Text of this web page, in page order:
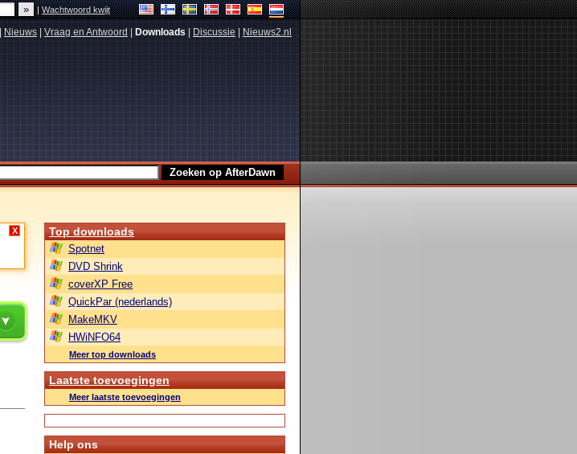
|Wachtwoord kwijt
Nieuws Vraag en Antwoord Downloads Discussie Nieuws2.nl
X Top downloads
Spotnet
DVD Shrink
coverXP Free
QuickPar (nederlands)
MakeMKV
HWiNFO64
Meer top downloads
Laatste toevoegingen
Meer laatste toevoegingen
Help ons